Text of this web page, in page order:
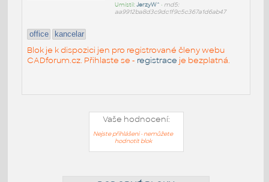
Umístil:JerzyW^ • md5:
aa9912ba8d3c9dc1f9c5c367a1d6ab47
office kancelar
Blok je k dispozici jen pro registrované členy webu
CADforum.cz. Přihlaste se - registrace je bezplatná.
Vaše hodnocení:
Nejste přihlášeni - nemůžete
hodnotit blok